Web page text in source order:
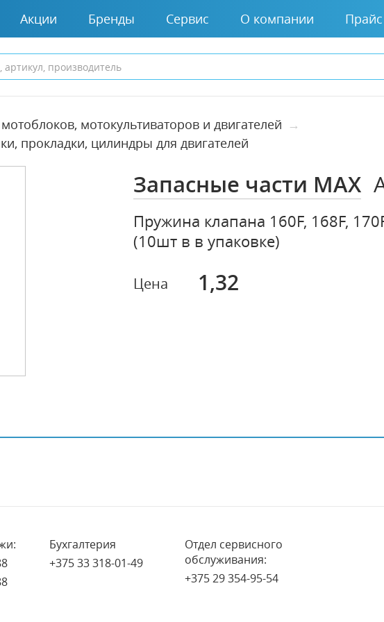
Акции Бренды Сервис О компании Прайс
мотокультиваторов и двигателей
прокладки, цилиндры для двигателей
Запасные части MAX
Пружина клапана 160F, 168F,
(10шт в в упаковке)
Цена 1,32
Бухгалтерия
+375 33 318-01-49
Отдел сервисного
обслуживания:
+375 29 354-95-54